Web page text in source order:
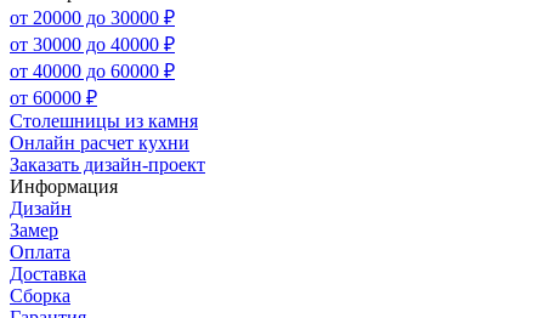
от 20000 до 30000 ₽
от 30000 до 40000 ₽
от 40000 до 60000 ₽
от 60000 ₽
Столешницы из камня
Онлайн расчет кухни
Заказать дизайн-проект
Информация
Дизайн
Замер
Оплата
Доставка
Сборка